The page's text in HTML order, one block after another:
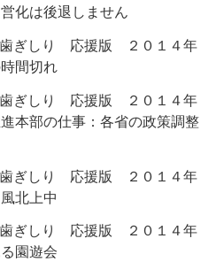
化は後退しません
歯ぎしり 応援版 ２０１４年
間切れ
歯ぎしり 応援版 ２０１４年
本部の仕事：各省の政策調整
歯ぎしり 応援版 ２０１４年
北上中
歯ぎしり 応援版 ２０１４年
園遊会